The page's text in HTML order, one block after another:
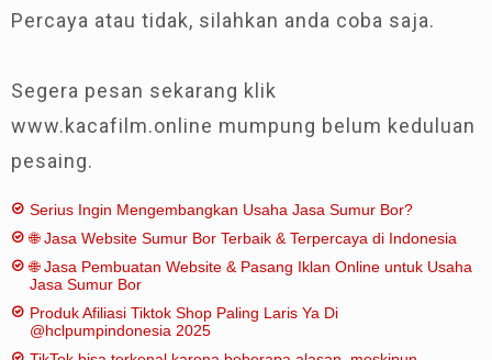
Percaya atau tidak, silahkan anda coba saja.
Segera pesan sekarang klik
www.kacafilm.online mumpung belum keduluan
pesaing.
Serius Ingin Mengembangkan Usaha Jasa Sumur Bor?
🌐 Jasa Website Sumur Bor Terbaik & Terpercaya di Indonesia
🌐 Jasa Pembuatan Website & Pasang Iklan Online untuk Usaha
Jasa Sumur Bor
Produk Afiliasi Tiktok Shop Paling Laris Ya Di
@hclpumpindonesia 2025